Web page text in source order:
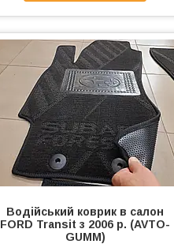
Водійський коврик в салон
FORD Transit з 2006 р. (AVTO-
GUMM)